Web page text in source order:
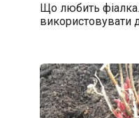
Що любить
використовувати